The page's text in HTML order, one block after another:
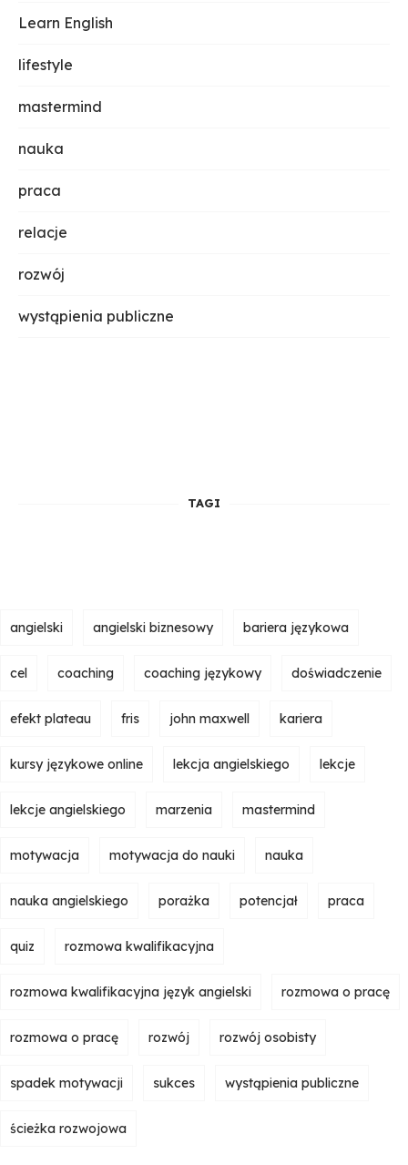
Learn English
lifestyle
mastermind
nauka
praca
relacje
rozwój
wystąpienia publiczne
TAGI
angielski angielski biznesowy bariera językowa
cel coaching coaching językowy doświadczenie
efekt plateau fris john maxwell kariera
kursy językowe online lekcja angielskiego lekcje
lekcje angielskiego marzenia mastermind
motywacja motywacja do nauki nauka
nauka angielskiego porażka potencjał praca
quiz rozmowa kwalifikacyjna
rozmowa kwalifikacyjna język angielski rozmowa o pracę
rozmowa o pracę rozwój rozwój osobisty
spadek motywacji sukces wystąpienia publiczne
ścieżka rozwojowa